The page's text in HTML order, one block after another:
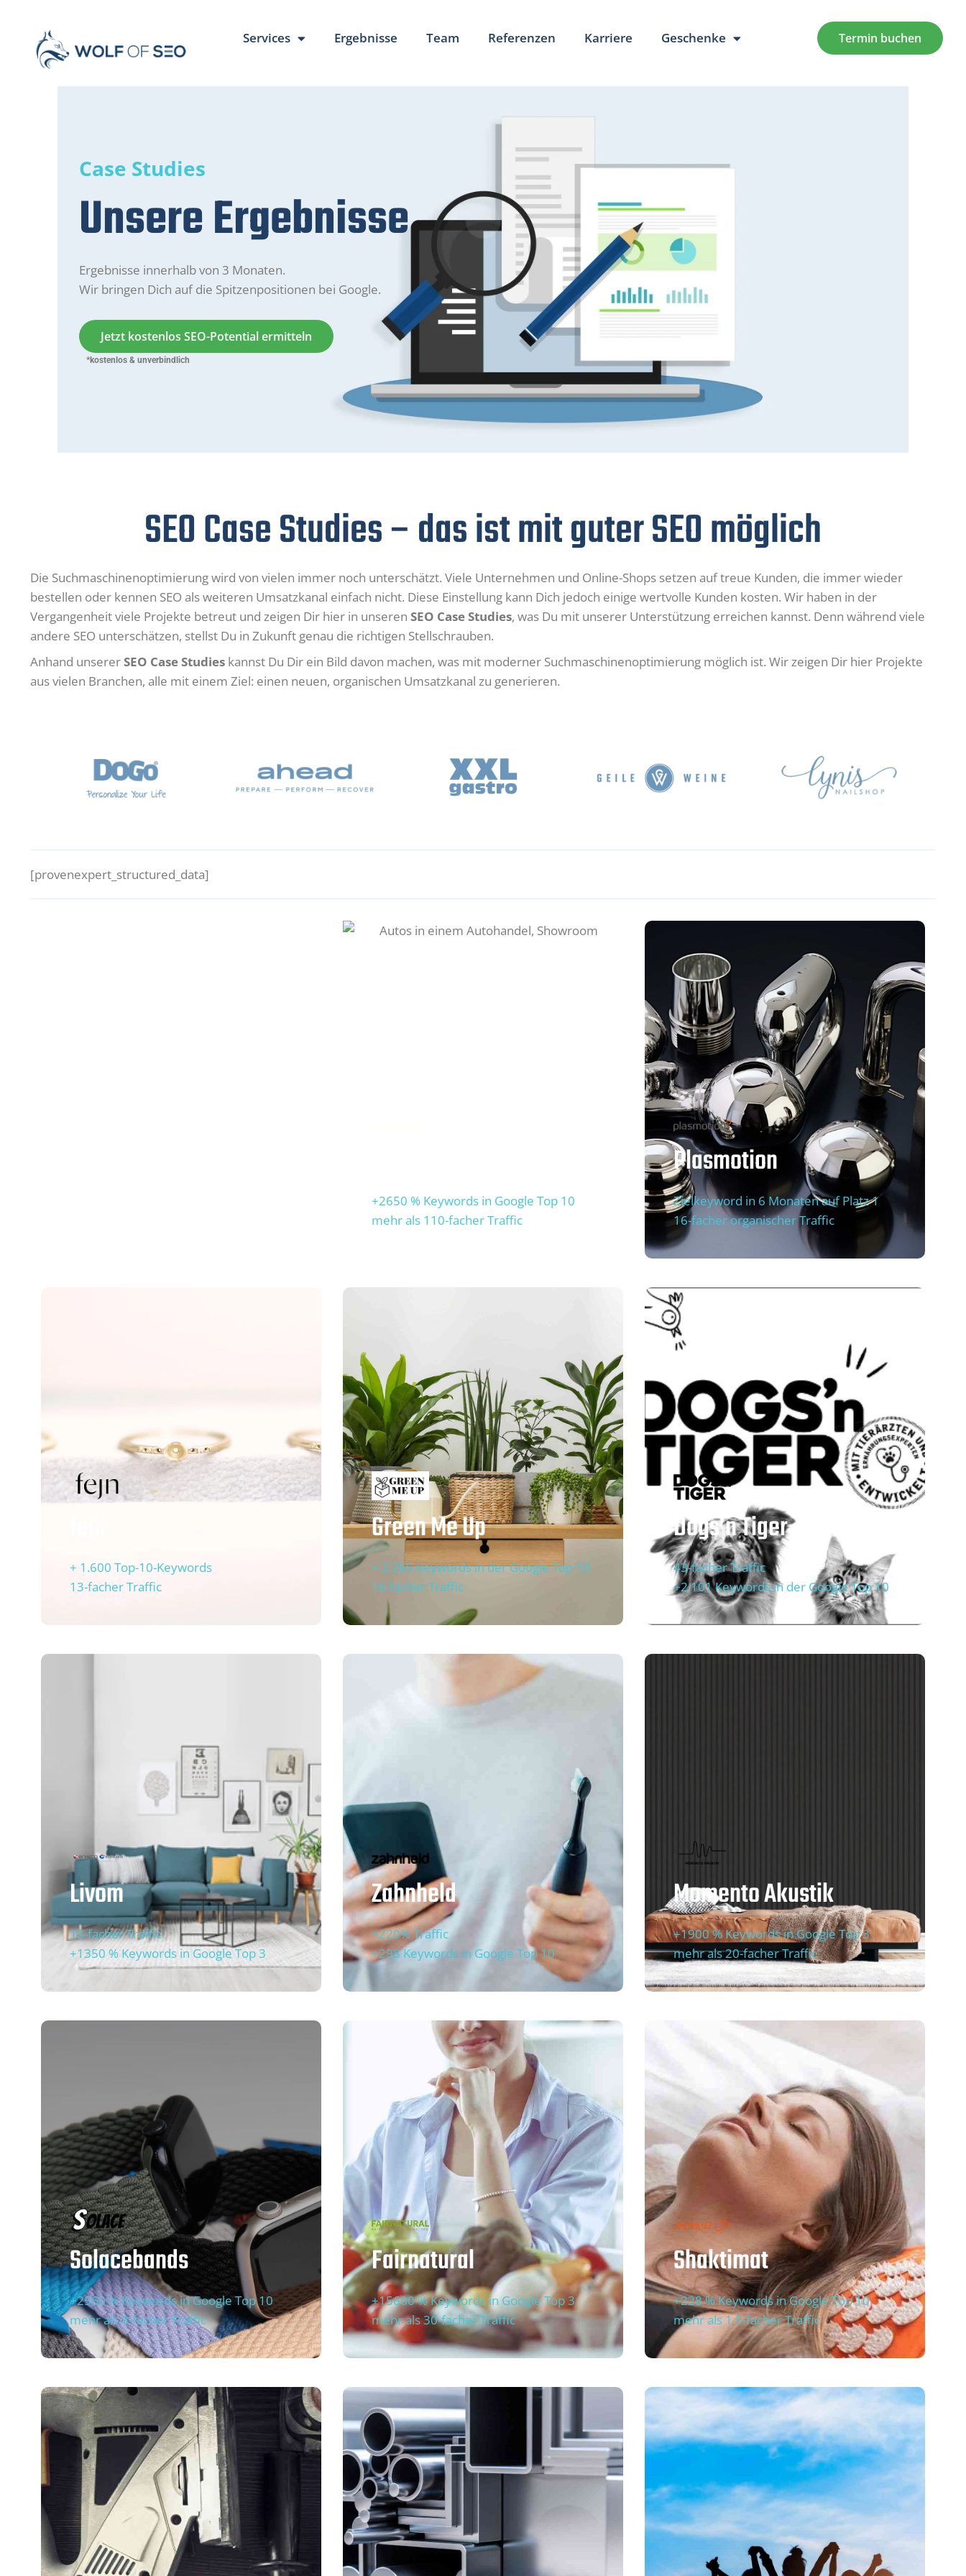
Services Ergebnisse Team Referenzen Karriere Geschenke Termin buchen
Case Studies
Unsere Ergebnisse
Ergebnisse innerhalb von 3 Monaten.
Wir bringen Dich auf die Spitzenpositionen bei Google.
Jetzt kostenlos SEO-Potential ermitteln
*kostenlos & unverbindlich
SEO Case Studies – das ist mit guter SEO möglich
Die Suchmaschinenoptimierung wird von vielen immer noch unterschätzt. Viele Unternehmen und Online-Shops setzen auf treue Kunden, die immer wieder
bestellen oder kennen SEO als weiteren Umsatzkanal einfach nicht. Diese Einstellung kann Dich jedoch einige wertvolle Kunden kosten. Wir haben in der
Vergangenheit viele Projekte betreut und zeigen Dir hier in unseren SEO Case Studies, was Du mit unserer Unterstützung erreichen kannst. Denn während viele
andere SEO unterschätzen, stellst Du in Zukunft genau die richtigen Stellschrauben.
Anhand unsererSEO Case Studies kannst Du Dir ein Bild davon machen, was mit moderner Suchmaschinenoptimierung möglich ist. Wir zeigen Dir hier Projekte
aus vielen Branchen, alle mit einem Ziel: einen neuen, organischen Umsatzkanal zu generieren.
[provenexpert_structured_data]
Teveo
+2650 % Keywords in Google Top 10
mehr als 110-facher Traffic
Plasmotion
Zielkeyword in 6 Monaten auf Platz 1
16-facher organischer Traffic
+ 1.600 Top-10-Keywords
13-facher Traffic
Green Me Up
+ 2.265 Keywords in der Google Top 10
16-facher Traffic
Dogs’n Tiger
43-facher Traffic
+2.101 Keywords in der Google Top 10
Livom
15-facher Traffic
+1350 % Keywords in Google Top 3
Zahnheld
+220% Traffic
+298 Keywords in Google Top 10
Momento Akustik
+1900 % Keywords in Google Top 3
mehr als 20-facher Traffic
Solacebands
+2560 % Keywords in Google Top 10
mehr als 8-facher Traffic
Fairnatural
+15600 % Keywords in Google Top 3
mehr als 30-facher Traffic
Shaktimat
+228 % Keywords in Google Top 10
mehr als 1.5-facher Traffic